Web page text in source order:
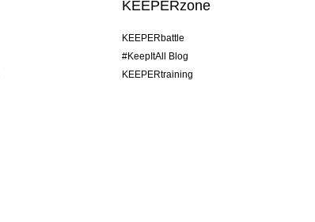
KEEPERzone
KEEPERbattle
#KeepItAll Blog
KEEPERtraining